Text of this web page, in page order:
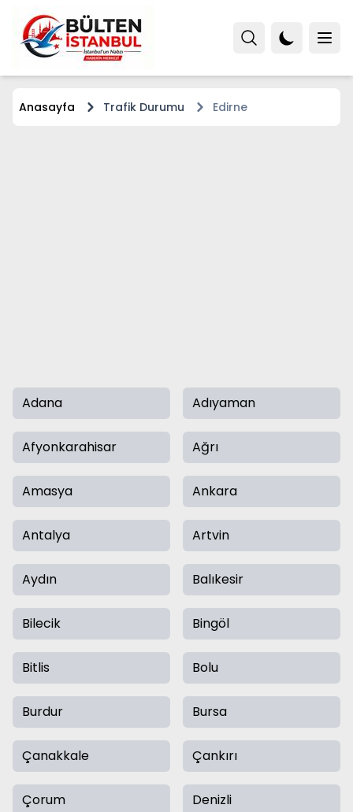
Anasayfa Trafik Durumu Edirne
Adana Adıyaman
Afyonkarahisar Ağrı
Amasya Ankara
Antalya Artvin
Aydın Balıkesir
Bilecik Bingöl
Bitlis Bolu
Burdur Bursa
Çanakkale Çankırı
Çorum Denizli